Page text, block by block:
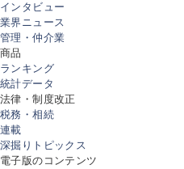
インタビュー
業界ニュース
管理・仲介業
商品
ランキング
統計データ
法律・制度改正
税務・相続
連載
深掘りトピックス
電子版のコンテンツ